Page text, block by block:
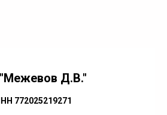
Д.В."
772025219271